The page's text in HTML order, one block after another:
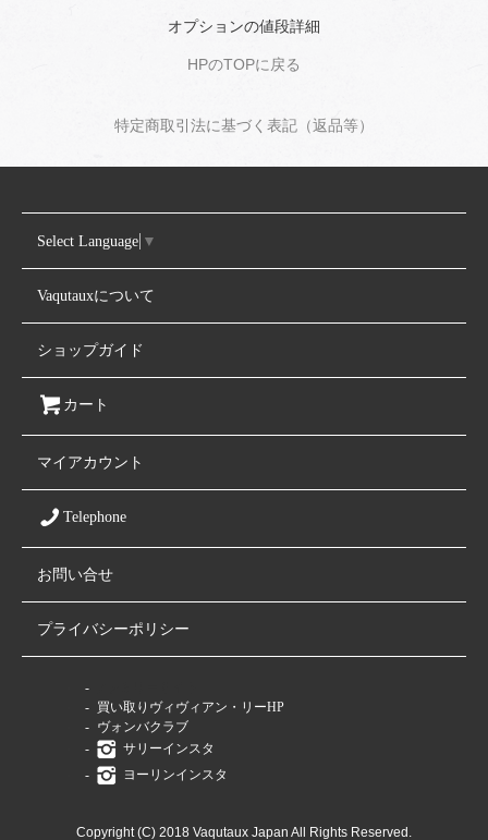
オプションの値段詳細
HPのTOPに戻る
特定商取引法に基づく表記（返品等）
Select Language ▼
Vaqutauxについて
ショップガイド
カート
マイアカウント
Telephone
お問い合せ
プライバシーポリシー
買い取りヴィヴィアン・リーHP
ヴォンバクラブ
サリーインスタ
ヨーリンインスタ
Copyright (C) 2018 Vaqutaux Japan All Rights Reserved.